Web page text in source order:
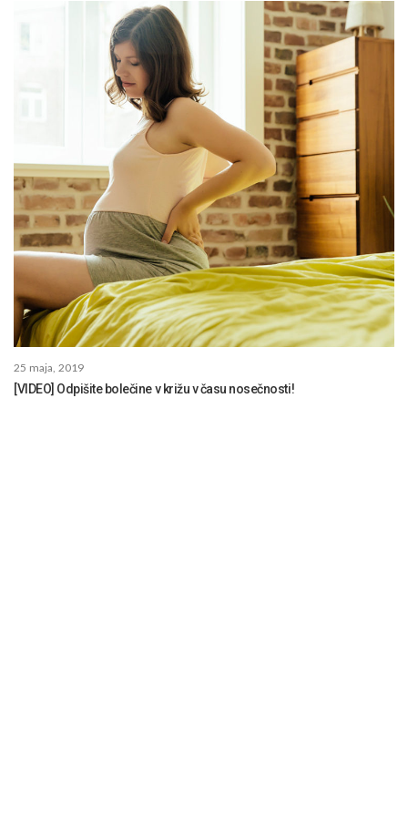
25 maja, 2019
[VIDEO] Odpišite bolečine v križu v času nosečnosti!